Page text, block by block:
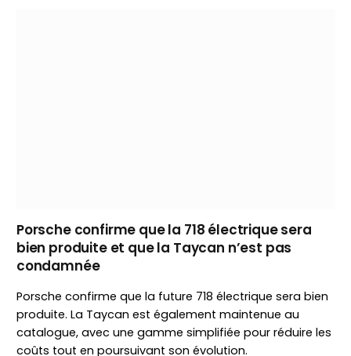
Porsche confirme que la 718 électrique sera
bien produite et que la Taycan n’est pas
condamnée
Porsche confirme que la future 718 électrique sera bien
produite. La Taycan est également maintenue au
catalogue, avec une gamme simplifiée pour réduire les
coûts tout en poursuivant son évolution.